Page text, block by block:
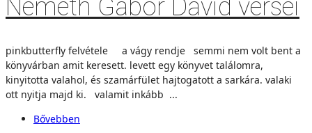
Németh Gábor Dávid versei
pinkbutterfly felvétele a vágy rendje semmi nem volt bent a
könyvárban amit keresett. levett egy könyvet találomra,
kinyitotta valahol, és szamárfület hajtogatott a sarkára. valaki
ott nyitja majd ki. valamit inkább ...
Bővebben